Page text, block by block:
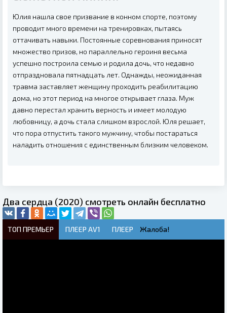
Юлия нашла свое призвание в конном спорте, поэтому
проводит много времени на тренировках, пытаясь
оттачивать навыки. Постоянные соревнования приносят
множество призов, но параллельно героиня весьма
успешно построила семью и родила дочь, что недавно
отпраздновала пятнадцать лет. Однажды, неожиданная
травма заставляет женщину проходить реабилитацию
дома, но этот период на многое открывает глаза. Муж
давно перестал хранить верность и имеет молодую
любовницу, а дочь стала слишком взрослой. Юля решает,
что пора отпустить такого мужчину, чтобы постараться
наладить отношения с единственным близким человеком.
Два сердца (2020) смотреть онлайн бесплатно
ТОП ПРЕМЬЕР ПЛЕЕР AV1 ПЛЕЕР Жалоба!